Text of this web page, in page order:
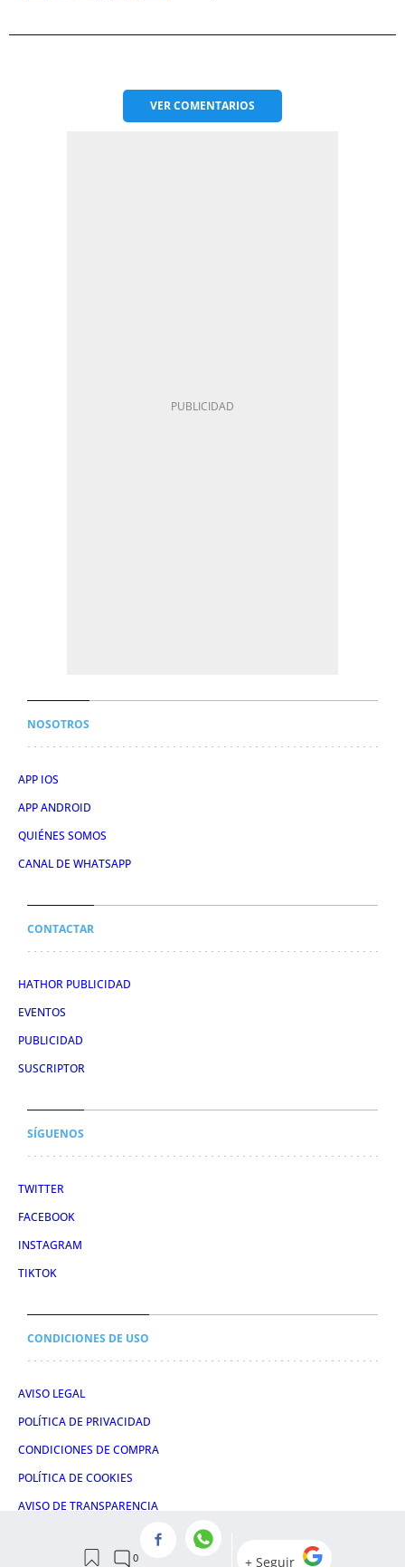
VERCOMENTARIOS
NOSOTROS
APP IOS
APP ANDROID
QUIÉNES SOMOS
CANAL DE WHATSAPP
CONTACTAR
HATHOR PUBLICIDAD
EVENTOS
PUBLICIDAD
SUSCRIPTOR
SÍGUENOS
TWITTER
FACEBOOK
INSTAGRAM
TIKTOK
CONDICIONES DE USO
AVISO LEGAL
POLÍTICA DE PRIVACIDAD
CONDICIONES DE COMPRA
POLÍTICA DE COOKIES
AVISO DE TRANSPARENCIA